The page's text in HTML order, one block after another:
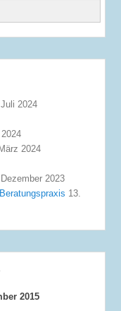
2024
2024
2023
13.
2015